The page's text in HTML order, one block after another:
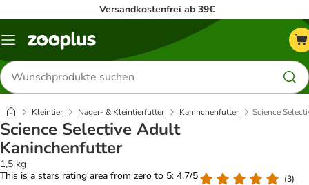
Versandkostenfrei ab 39€
Menü
Produkte
suchen
Kleintier Nager- & Kleintierfutter Kaninchenfutter Science
Science Selective Adult
Kaninchenfutter
1,5 kg
This is a stars rating area from zero to 5: 4.7/5
(3)